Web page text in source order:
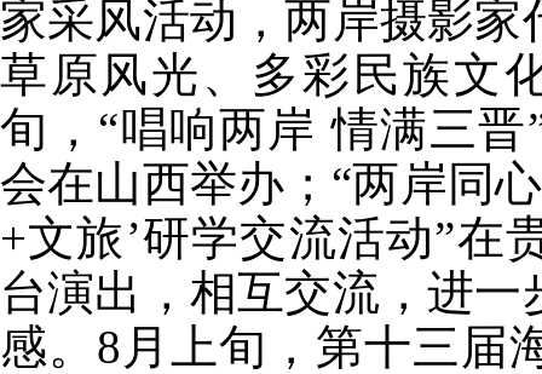
家采风活动，两岸摄影
草原风光、多彩民族文
旬，“唱响两岸 情满三
会在山西举办；“两岸同
+文旅’研学交流活动”在
台演出，相互交流，进
感。8月上旬，第十三届